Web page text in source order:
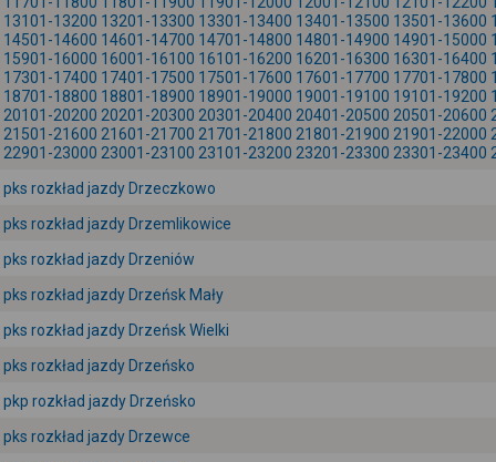
13101-13200 13201-13300 13301-13400 13401-13500 13501-13600
14501-14600 14601-14700 14701-14800 14801-14900 14901-15000
15901-16000 16001-16100 16101-16200 16201-16300 16301-16400
17301-17400 17401-17500 17501-17600 17601-17700 17701-17800
18701-18800 18801-18900 18901-19000 19001-19100 19101-19200
20101-20200 20201-20300 20301-20400 20401-20500 20501-20600
21501-21600 21601-21700 21701-21800 21801-21900 21901-22000
22901-23000 23001-23100 23101-23200 23201-23300 23301-23400
pks rozkład jazdy Drzeczkowo
pks rozkład jazdy Drzemlikowice
pks rozkład jazdy Drzeniów
pks rozkład jazdy Drzeńsk Mały
pks rozkład jazdy Drzeńsk Wielki
pks rozkład jazdy Drzeńsko
pkp rozkład jazdy Drzeńsko
pks rozkład jazdy Drzewce